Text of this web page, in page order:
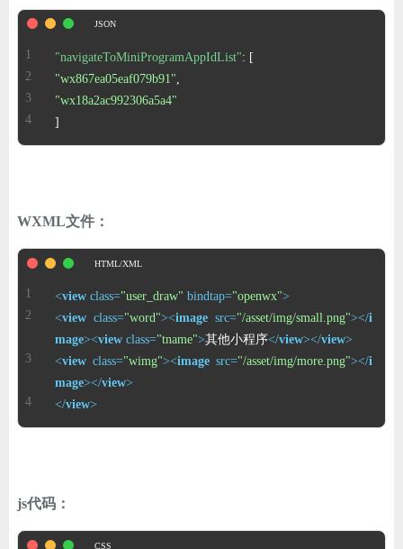
登录
"navigateToMiniProgramAppIdList": [
"wx867ea05eaf079b91"
"wx18a2ac992306a5a4"
]
WXML文件：
<view class="user_draw" bindtap="openwx">
<view class="word"><image src="/asset/img/small.png"></i
mage><view class="tname">其他小程序</view></view>
<view class="wimg"><image src="/asset/img/more.png"></i
mage></view>
</view>
js代码：